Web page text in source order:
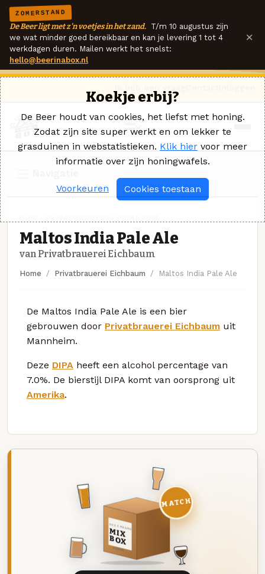
ZOMERSTAND
De Beer ligt met z'n voetjes in het zand. T/m 10 augustus zijn
we wat minder goed bereikbaar en kan je levering 1 tot 4
werkdagen duren. Mailen werkt het snelst:
hello@beerinabox.nl
×
Maltos India Pale Ale
van Privatbrauerei Eichbaum
Home Privatbrauerei Eichbaum Maltos India Pale Ale
De Maltos India Pale Ale is een bier
gebrouwen door Privatbrauerei Eichbaum uit
Mannheim.
Deze DIPA heeft een alcohol percentage van
7.0%. De bierstijl DIPA komt van oorsprong uit
Amerika.
DEZE MAAND
MIX
BOX
8 BIEREN
MATCH
Koekje erbij?
De Beer houdt van cookies, het liefst met honing.
Zodat zijn site super werkt en om lekker te
grasduinen in webstatistieken. Klik hier voor meer
informatie over zijn honingwafels.
Voorkeuren Cookies toestaan